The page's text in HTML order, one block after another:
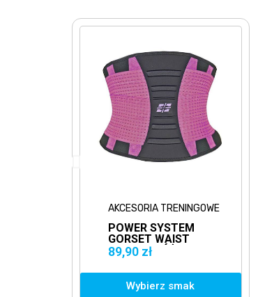
AKCESORIA TRENINGOWE
POWER SYSTEM
GORSET WAIST
SHAPER RÓŻOWY
Wybierz smak